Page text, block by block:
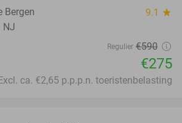
Bergen 9.1 star
NJ
Regulier €590
€275
Excl. ca. €2,65 p.p.p.n. toeristenbelasting